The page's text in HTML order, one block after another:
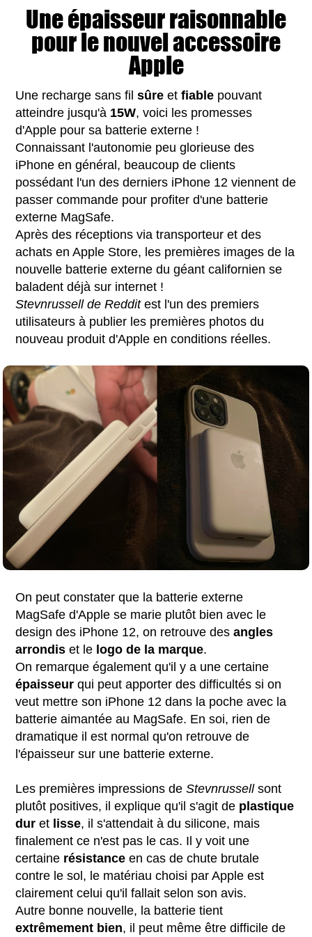
Une épaisseur raisonnable
pour le nouvel accessoire
Apple
Une recharge sans filsûre etfiable pouvant
atteindre jusqu'à 15W, voici les promesses
d'Apple pour sa batterie externe !
Connaissant l'autonomie peu glorieuse des
iPhone en général, beaucoup de clients
possédant l'un des derniers iPhone 12 viennent de
passer commande pour profiter d'une batterie
externe MagSafe.
Après des réceptions via transporteur et des
achats en Apple Store, les premières images de la
nouvelle batterie externe du géant californien se
baladent déjà sur internet !
Stevnrussell de Redditest l'un des premiers
utilisateurs à publier les premières photos du
nouveau produit d'Apple en conditions réelles.
On peut constater que la batterie externe
MagSafe d'Apple se marie plutôt bien avec le
design des iPhone 12, on retrouve desangles
arrondis et le logo de la marque.
On remarque également qu'il y a une certaine
épaisseur qui peut apporter des difficultés si on
veut mettre son iPhone 12 dans la poche avec la
batterie aimantée au MagSafe. En soi, rien de
dramatique il est normal qu'on retrouve de
l'épaisseur sur une batterie externe.
Les premières impressions deStevnrussellsont
plutôt positives, il explique qu'il s'agit de plastique
dur et lisse, il s'attendait à du silicone, mais
finalement ce n'est pas le cas. Il y voit une
certaine résistance en cas de chute brutale
contre le sol, le matériau choisi par Apple est
clairement celui qu'il fallait selon son avis.
Autre bonne nouvelle, la batterie tient
extrêmement bien, il peut même être difficile de